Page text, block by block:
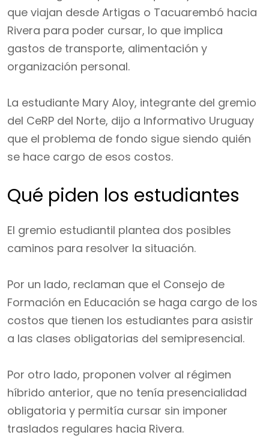
que viajan desde Artigas o Tacuarembó hacia
Rivera para poder cursar, lo que implica
gastos de transporte, alimentación y
organización personal.
La estudiante Mary Aloy, integrante del gremio
del CeRP del Norte, dijo a Informativo Uruguay
que el problema de fondo sigue siendo quién
se hace cargo de esos costos.
Qué piden los estudiantes
El gremio estudiantil plantea dos posibles
caminos para resolver la situación.
Por un lado, reclaman que el Consejo de
Formación en Educación se haga cargo de los
costos que tienen los estudiantes para asistir
a las clases obligatorias del semipresencial.
Por otro lado, proponen volver al régimen
híbrido anterior, que no tenía presencialidad
obligatoria y permitía cursar sin imponer
traslados regulares hacia Rivera.